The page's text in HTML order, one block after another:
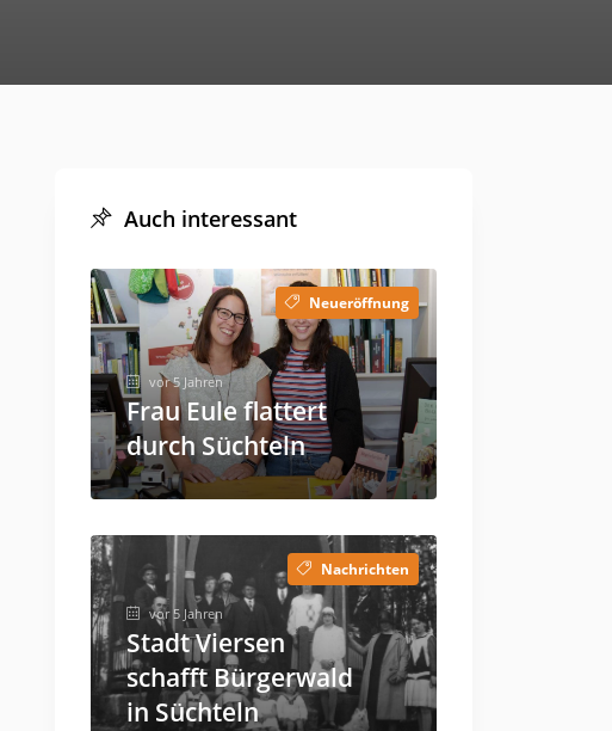
Auch interessant
vor 5 Jahren
Frau Eule flattert
durch Süchteln
Neueröffnung
vor 5 Jahren
Stadt Viersen
schafft Bürgerwald
in Süchteln
Nachrichten